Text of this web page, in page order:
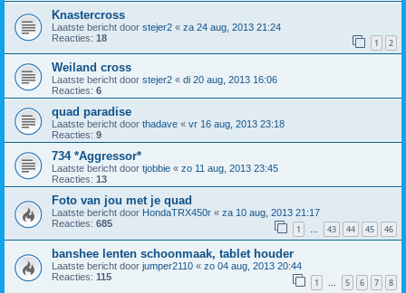
Knastercross
Laatste bericht door stejer2 « za 24 aug, 2013 21:24
Reacties: 18 1 2
Weiland cross
Laatste bericht door stejer2 « di 20 aug, 2013 16:06
Reacties: 6
quad paradise
Laatste bericht door thadave « vr 16 aug, 2013 23:18
Reacties: 9
734 *Aggressor*
Laatste bericht door tjobbie « zo 11 aug, 2013 23:45
Reacties: 13
Foto van jou met je quad
Laatste bericht door HondaTRX450r « za 10 aug, 2013 21:17
Reacties: 685 1 … 43 44 45 46
banshee lenten schoonmaak, tablet houder
Laatste bericht door jumper2110 « zo 04 aug, 2013 20:44
Reacties: 115 1 … 5 6 7 8